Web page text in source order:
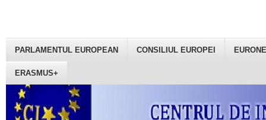
PARLAMENTUL EUROPEAN CONSILIUL EUROPEI
ERASMUS+